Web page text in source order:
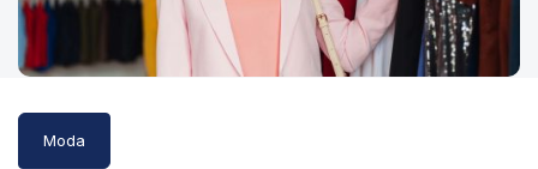
Moda